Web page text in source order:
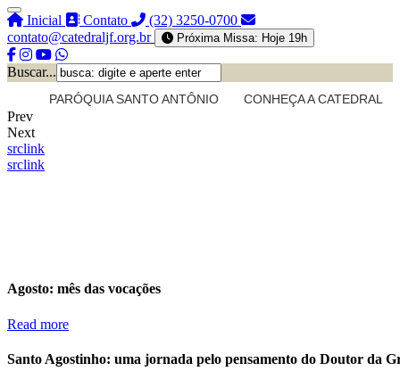
Inicial Contato
(32) 3250-0700
contato@catedraljf.org.br
Próxima Missa: Hoje 19h
Buscar...
PARÓQUIA SANTO ANTÔNIO CONHEÇA A CATEDRAL
Prev
Next
srclink
srclink
Agosto: mês das vocações
Read more
Santo Agostinho: uma jornada pelo pensamento do Doutor da